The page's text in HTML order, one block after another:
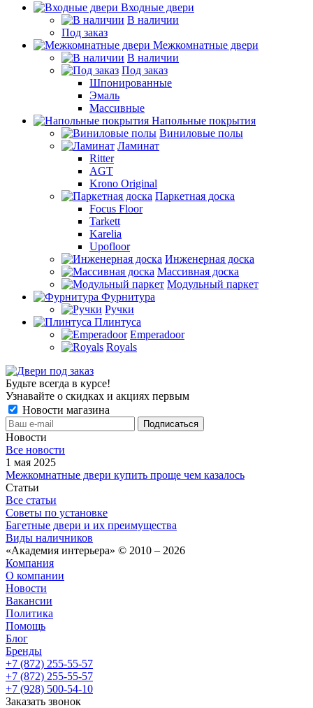
Входные двери
В наличии
Под заказ
Межкомнатные двери
В наличии
Под заказ
Шпонированные
Эмаль
Массивные
Напольные покрытия
Виниловые полы
Ламинат
Ritter
AGT
Krono Original
Паркетная доска
Focus Floor
Tarkett
Karelia
Upofloor
Инженерная доска
Массивная доска
Модульный паркет
Фурнитура
Ручки
Плинтуса
Emperadoor
Royals
Будьте всегда в курсе!
Узнавайте о скидках и акциях первым
Новости магазина
Новости
Все новости
1 мая 2025
Межкомнатные двери купить проще чем казалось
Статьи
Все статьи
Советы по установке
Багетные двери и их преимущества
Виды наличников
«Академия интерьера» © 2010 – 2026
Компания
О компании
Новости
Вакансии
Политика
Помощь
Блог
Бренды
+7 (872) 255-55-57
+7 (872) 255-55-57
+7 (928) 500-54-10
Заказать звонок